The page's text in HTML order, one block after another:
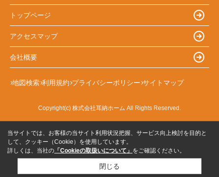
トップページ
アクセスマップ
会社概要
地図検索 利用規約 プライバシーポリシー サイトマップ
Copyright(c) 株式会社耳納ホーム All Rights Reserved.
当サイトでは、お客様の当サイト利用状況把握、サービス向上検討を目的と
して、クッキー（Cookie）を使用しています。
詳しくは、当社の 「Cookieの取扱いについて」 をご確認ください。
閉じる